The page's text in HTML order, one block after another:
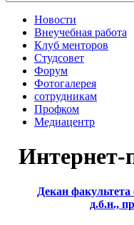
Новости
Внеучебная работа
Клуб менторов
Студсовет
Форум
Фотогалерея
сотрудникам
Профком
Медиацентр
Интернет-
Декан
д.б.н.,